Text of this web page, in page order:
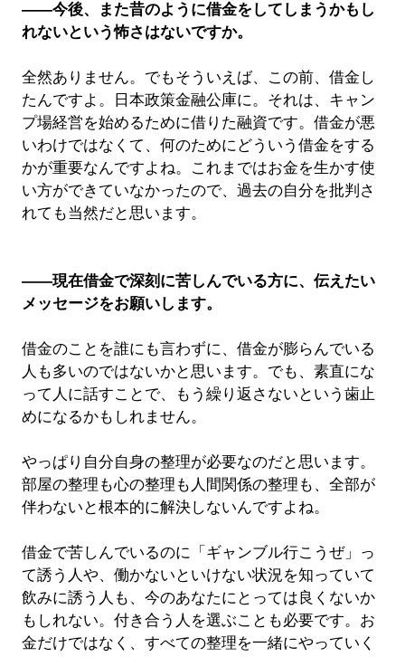
――今後、また昔のように借金をしてしまうかもし
れないという怖さはないですか。
全然ありません。でもそういえば、この前、借金し
たんですよ。日本政策金融公庫に。それは、キャン
プ場経営を始めるために借りた融資です。借金が悪
いわけではなくて、何のためにどういう借金をする
かが重要なんですよね。これまではお金を生かす使
い方ができていなかったので、過去の自分を批判さ
れても当然だと思います。
――現在借金で深刻に苦しんでいる方に、伝えたい
メッセージをお願いします。
借金のことを誰にも言わずに、借金が膨らんでいる
人も多いのではないかと思います。でも、素直にな
って人に話すことで、もう繰り返さないという歯止
めになるかもしれません。
やっぱり自分自身の整理が必要なのだと思います。
部屋の整理も心の整理も人間関係の整理も、全部が
伴わないと根本的に解決しないんですよね。
借金で苦しんでいるのに「ギャンブル行こうぜ」っ
て誘う人や、働かないといけない状況を知っていて
飲みに誘う人も、今のあなたにとっては良くないか
もしれない。付き合う人を選ぶことも必要です。お
金だけではなく、すべての整理を一緒にやっていく